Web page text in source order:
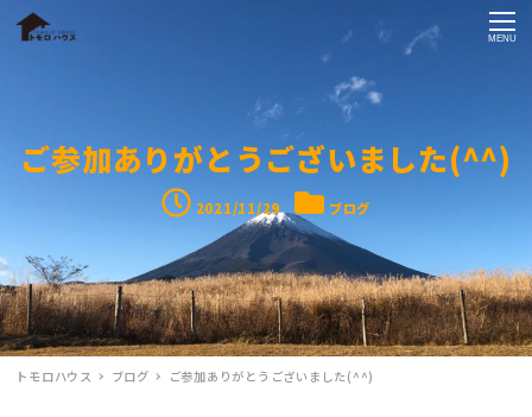
MENU
ご参加ありがとうございました(^^)
投稿日
2021/11/29 カテゴリー
ブログ
トモロハウス ブログ ご参加ありがとうございました(^^)